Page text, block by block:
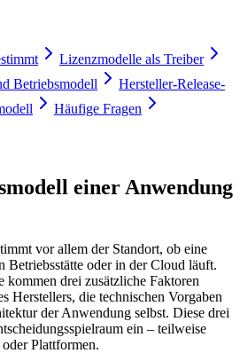
Lizenzmodelle als Treiber
Betriebsmodell
Hersteller-Release-
Häufige Fragen
einer Anwendung
vor allem der Standort, ob eine
Betriebsstätte oder in der Cloud läuft.
kommen drei zusätzliche Faktoren
Herstellers, die technischen Vorgaben
der Anwendung selbst. Diese drei
ein – teilweise
Plattformen.